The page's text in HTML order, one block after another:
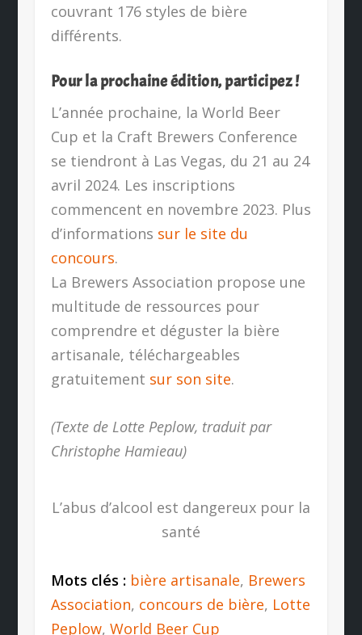
couvrant 176 styles de bière
différents.
Pour la prochaine édition, participez !
L’année prochaine, la World Beer
Cup et la Craft Brewers Conference
se tiendront à Las Vegas, du 21 au 24
avril 2024. Les inscriptions
commencent en novembre 2023. Plus
d’informations sur le site du
concours.
La Brewers Association propose une
multitude de ressources pour
comprendre et déguster la bière
artisanale, téléchargeables
gratuitement sur son site.
(Texte de Lotte Peplow, traduit par
Christophe Hamieau)
L’abus d’alcool est dangereux pour la
santé
Mots clés : bière artisanale, Brewers
Association, concours de bière, Lotte
Peplow, World Beer Cup